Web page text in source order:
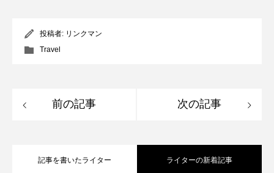
投稿者: リンクマン
Travel
前の記事 次の記事
記事を書いたライター ライターの新着記事